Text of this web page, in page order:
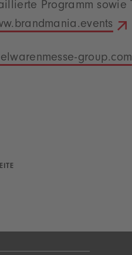
Programm sowie
group.com